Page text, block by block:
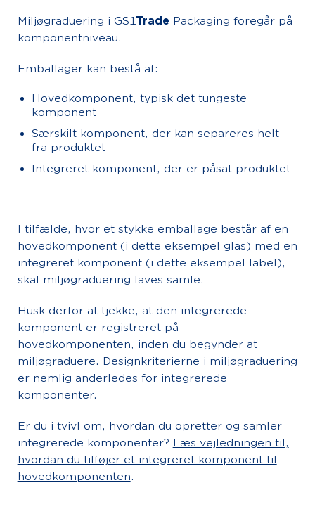
Miljøgraduering i GS1Trade Packaging foregår på
komponentniveau.
Emballager kan bestå af:
Hovedkomponent, typisk det tungeste
komponent
Særskilt komponent, der kan separeres helt
fra produktet
Integreret komponent, der er påsat produktet
I tilfælde, hvor et stykke emballage består af en
hovedkomponent (i dette eksempel glas) med en
integreret komponent (i dette eksempel label),
skal miljøgraduering laves samle.
Husk derfor at tjekke, at den integrerede
komponent er registreret på
hovedkomponenten, inden du begynder at
miljøgraduere. Designkriterierne i miljøgraduering
er nemlig anderledes for integrerede
komponenter.
Er du i tvivl om, hvordan du opretter og samler
integrerede komponenter? Læs vejledningen til,
hvordan du tilføjer et integreret komponent til
hovedkomponenten.